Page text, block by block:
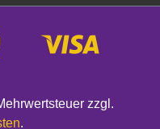
zzgl.
.